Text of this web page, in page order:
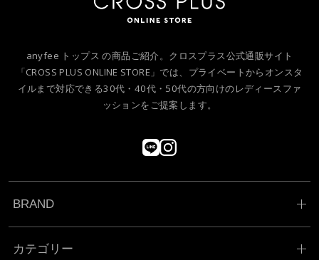
anyfee トップス の商品ご紹介。クロスプラス公式通販サイト
「CROSS PLUS ONLINE STORE」では、プライベートからオンスタ
イルまで対応できる30代・40代・50代の方向けのレディースファ
ッションをご提案します。
BRAND
カテゴリー